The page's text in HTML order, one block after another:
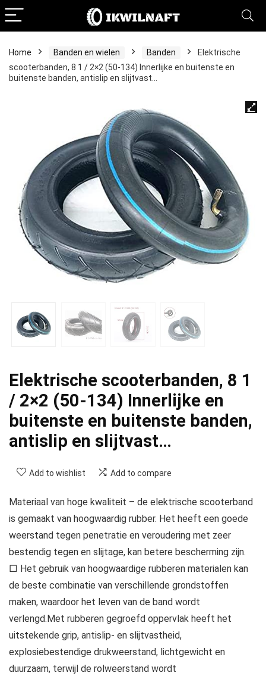
Home Banden en wielen Banden
Elektrische
scooterbanden, 8 1 / 2×2 (50-134) Innerlijke en buitenste en
buitenste banden, antislip en slijtvast…
Elektrische scooterbanden, 8 1
/ 2×2 (50-134) Innerlijke en
buitenste en buitenste banden,
antislip en slijtvast…
Add to wishlist Add to compare
Materiaal van hoge kwaliteit – de elektrische scooterband
is gemaakt van hoogwaardig rubber. Het heeft een goede
weerstand tegen penetratie en veroudering met zeer
bestendig tegen en slijtage, kan betere bescherming zijn.
□ Het gebruik van hoogwaardige rubberen materialen kan
de beste combinatie van verschillende grondstoffen
maken, waardoor het leven van de band wordt
verlengd.Met rubberen gegroefd oppervlak heeft het
uitstekende grip, antislip- en slijtvastheid,
explosiebestendige drukweerstand, lichtgewicht en
duurzaam, terwijl de rolweerstand wordt